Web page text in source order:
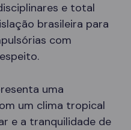
e total
brasileira para
com
uma
um clima tropical
e a tranquilidade de